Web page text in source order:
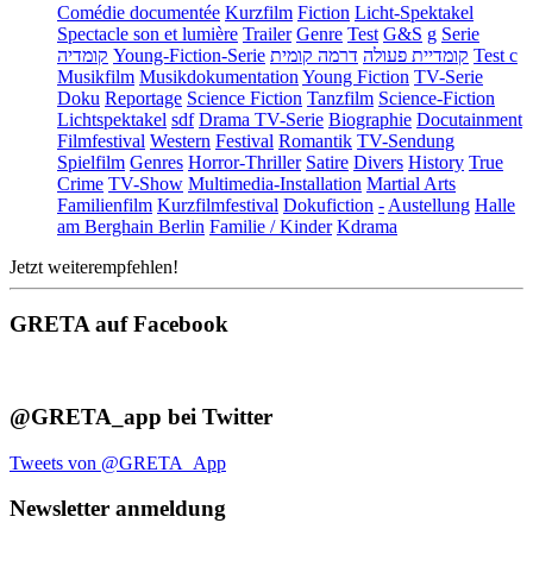
Comédie documentée Kurzfilm Fiction Licht-Spektakel
Spectacle son et lumière Trailer Genre Test G&S g Serie
קומדיה Young-Fiction-Serie קומדיית פעולה דרמה קומית
Test c
Musikfilm Musikdokumentation Young Fiction TV-Serie
Doku Reportage Science Fiction Tanzfilm Science-Fiction
Lichtspektakel sdf Drama TV-Serie Biographie Docutainment
Filmfestival Western Festival Romantik TV-Sendung
Spielfilm Genres Horror-Thriller Satire Divers History True
Crime TV-Show Multimedia-Installation Martial Arts
Familienfilm Kurzfilmfestival Dokufiction - Austellung Halle
am Berghain Berlin Familie / Kinder Kdrama
Jetzt weiterempfehlen!
GRETA auf Facebook
@GRETA_app bei Twitter
Tweets von @GRETA_App
Newsletter anmeldung